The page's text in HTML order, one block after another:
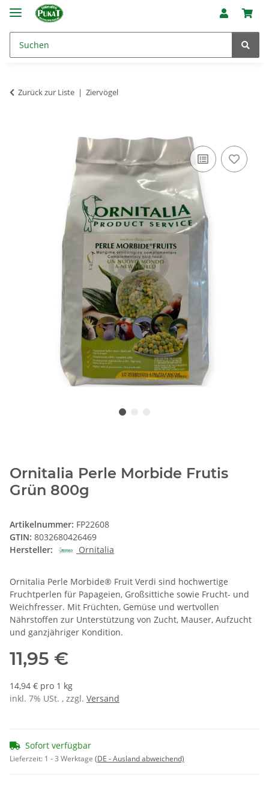
Zurück zur Liste Ziervögel
Ornitalia Perle Morbide Frutis
Grün 800g
Artikelnummer: FP22608
GTIN: 8032680426469
Hersteller:
Ornitalia
Ornitalia Perle Morbide® Fruit Verdi sind hochwertige
Fruchtperlen für Papageien, Großsittiche sowie Frucht- und
Weichfresser. Mit Früchten, Gemüse und wertvollen
Nährstoffen zur Unterstützung von Zucht, Mauser, Aufzucht
und ganzjähriger Kondition.
11,95 €
14,94 € pro 1 kg
inkl. 7% USt. , zzgl. Versand
Sofort verfügbar
Lieferzeit: 1 - 3 Werktage (DE - Ausland abweichend)